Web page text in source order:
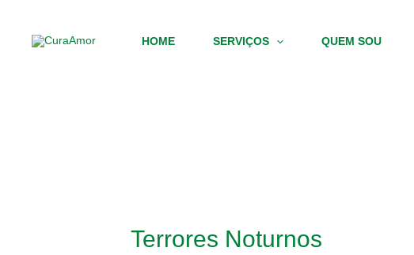
content
HOME SERVIÇOS QUEM SOU
Terrores Noturnos